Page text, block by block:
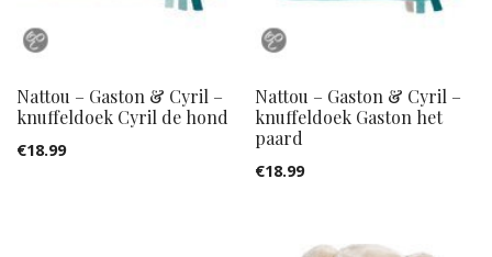
Nattou – Gaston & Cyril –
knuffeldoek Cyril de hond
€18.99
Nattou – Gaston & Cyril –
knuffeldoek Gaston het
paard
€18.99